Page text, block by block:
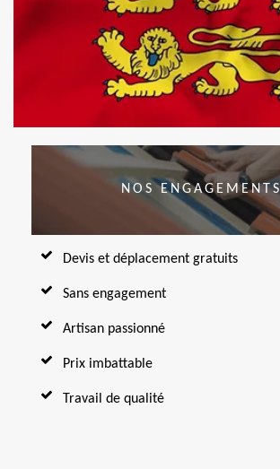
NOS ENGAGEMENTS
Devis et déplacement gratuits
Sans engagement
Artisan passionné
Prix imbattable
Travail de qualité